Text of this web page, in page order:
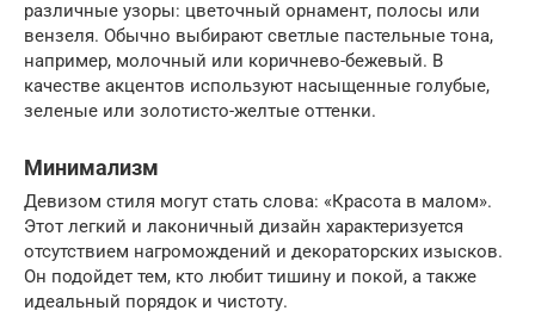
различные узоры: цветочный орнамент, полосы или
вензеля. Обычно выбирают светлые пастельные тона,
например, молочный или коричнево-бежевый. В
качестве акцентов используют насыщенные голубые,
зеленые или золотисто-желтые оттенки.
Минимализм
Девизом стиля могут стать слова: «Красота в малом».
Этот легкий и лаконичный дизайн характеризуется
отсутствием нагромождений и декораторских изысков.
Он подойдет тем, кто любит тишину и покой, а также
идеальный порядок и чистоту.